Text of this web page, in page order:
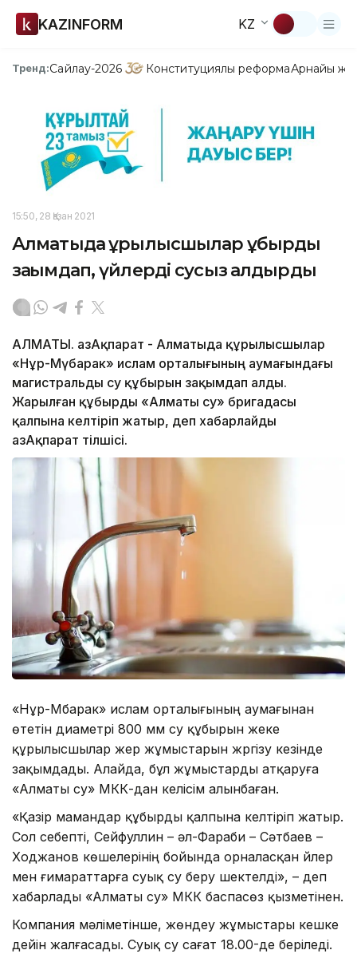
KAZINFORM KZ
Тренд:Сайлау-2026 Конституциялық реформаАрнайы
15:50, 28 Қазан 2021
Алматыда құрылысшылар құбырды
зақымдап, үйлерді сусыз қалдырды
АЛМАТЫ. ҚазАқпарат - Алматыда құрылысшылар
«Нұр-Мүбарак» ислам орталығының аумағындағы
магистральды су құбырын зақымдап алды.
Жарылған құбырды «Алматы су» бригадасы
қалпына келтіріп жатыр, деп хабарлайды
ҚазАқпарат тілшісі.
«Нұр-Мүбарак» ислам орталығының аумағынан
өтетін диаметрі 800 мм су құбырын жеке
құрылысшылар жер жұмыстарын жүргізу кезінде
зақымдады. Алайда, бұл жұмыстарды атқаруға
«Алматы су» МКК-дан келісім алынбаған.
«Қазір мамандар құбырды қалпына келтіріп жатыр.
Сол себепті, Сейфуллин – әл-Фараби – Сәтбаев –
Ходжанов көшелерінің бойында орналасқан үйлер
мен ғимараттарға суық су беру шектелді», – деп
хабарлады «Алматы су» МКК баспасөз қызметінен.
Компания мәліметінше, жөндеу жұмыстары кешке
дейін жалғасады. Суық су сағат 18.00-де беріледі.